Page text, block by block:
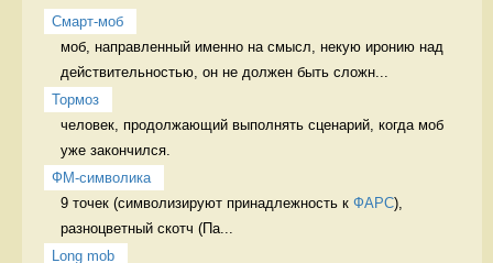
Смарт-моб
моб, направленный именно на смысл, некую иронию над
действительностью, он не должен быть сложн...
Тормоз
человек, продолжающий выполнять сценарий, когда моб
уже закончился.
ФМ-символика
9 точек (символизируют принадлежность к ФАРС),
разноцветный скотч (Па...
Long mob